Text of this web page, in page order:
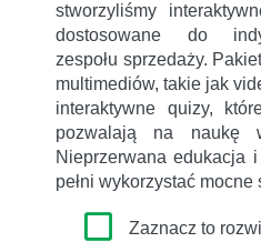
stworzyliśmy
dostosowane do
zespołu sprzedaży.
multimediów, takie jak
interaktywne quizy,
pozwalają na naukę
Nieprzerwana edukacja
pełni wykorzystać
Zaznacz to